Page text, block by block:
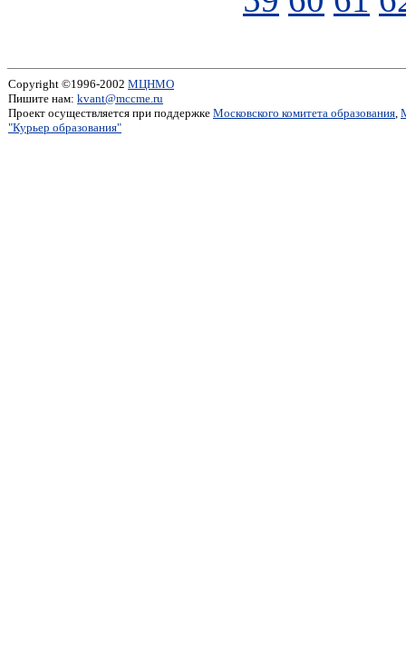
Copyright ©1996-2002 МЦНМО
Пишите нам: kvant@mccme.ru
Проект осуществляется при поддержке Московского комитета образования,
"Курьер образования"